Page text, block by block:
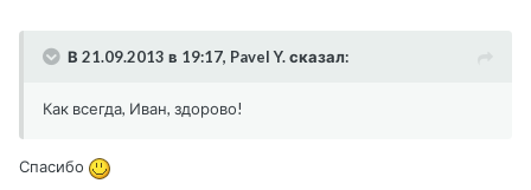
В 21.09.2013 в 19:17, Pavel Y. сказал:
Как всегда, Иван, здорово!
Спасибо